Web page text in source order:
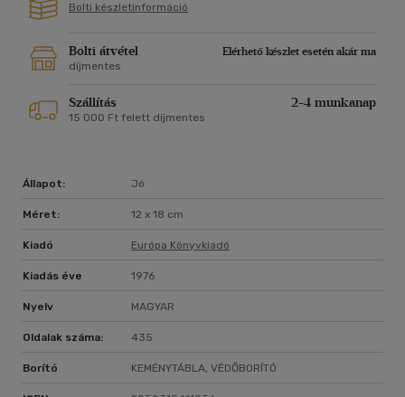
Bolti készletinformáció
Bolti átvétel
Elérhető készlet esetén akár ma
díjmentes
Szállítás 2-4 munkanap
15 000 Ft felett díjmentes
Állapot: Jó
Méret: 12 x 18 cm
Kiadó Európa Könyvkiadó
Kiadás éve 1976
Nyelv MAGYAR
Oldalak száma: 435
Borító KEMÉNYTÁBLA, VÉDŐBORÍTÓ